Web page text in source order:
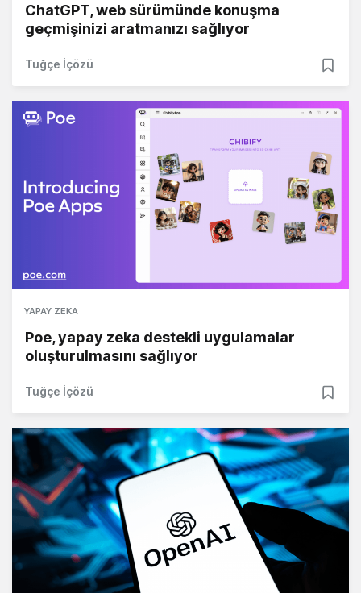
ChatGPT, web sürümünde konuşma
geçmişinizi aratmanızı sağlıyor
Tuğçe İçözü
YAPAY ZEKA
Poe, yapay zeka destekli uygulamalar
oluşturulmasını sağlıyor
Tuğçe İçözü